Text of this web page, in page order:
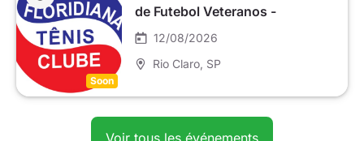
Soon
de Futebol Veteranos -
Floridiana
12/08/2026
Rio Claro , SP
Voir tous les événements